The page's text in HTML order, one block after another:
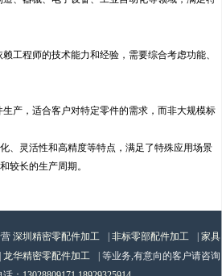
工程师的技术能力和经验，需要综合考虑功能、
产，适合客户对特定零件的需求，而非大规模标
、灵活性和高精度等特点，满足了特殊应用场景
较长的生产周期。
深圳精密零配件加工 非标零部配件加工
家具
龙华精密零配件加工
| 等业务,有意向的客户请咨询